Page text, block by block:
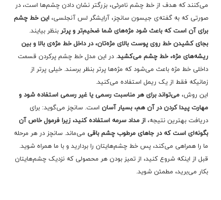
می‌کنند که هدف از خط چشم نامرئی، بزرگتر نشان دادن چشم‌ها است، در
صورتی که به گفته‌ی جیسون سانچز، آرایشگر لس آنجلسی، این خط چشم
برای آن است که باعث شود مژه‌های شما ضخیم‌تر و پرتر بنظر بیایند.
بجای کشیدن خط روی پوست بالای مژه‌تان، در داخل خط مژه‌ی بالا و بین
ریشه‌های مژه، خط چشم می‌کشید. در این مدل خط چشم پرکردن قسمت
داخلی خط مژه باعث می‌شود که مژه‌ها پرتر بنظر برسند. خیلی پرتر از
زمانیکه فقط از یک ریمل استفاده می‌کنید.
این روش، می‌تواند برای هر مناسبت رسمی یا غیر رسمی استفاده شود و
مهارت پیدا کردن در آن هم، بسیار آسان است. سانچز می‌گوید: برای
دریافت بهترین نتیجه، از مداد سرمه استفاده کنید، زیرا فرمول خاص آن
بگونه‌ای است که در جاهای مرطوب چشم باقی می‌ماند. سانچز در هر مرحله
ما را همراهی می‌کند، پس خط چشم‌هایتان را بردارید و با ما همراه شوید.
قبل از اینکه شروع کنید، از تمیز بودن هر محصولی که نزدیک چشم‌هایتان
بکار می‌برید، مطمئن شوید.